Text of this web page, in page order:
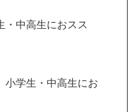
・中高生におスス
小学生・中高生にお